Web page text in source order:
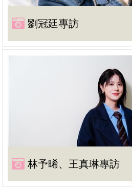
劉冠廷專訪
林予晞、王真琳專訪